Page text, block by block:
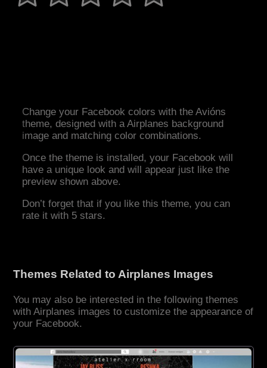
Change your Facebook colors with the Avións
theme, designed with a Airplanes background
image and matching color combinations.
Once the theme is installed, your Facebook will
have a unique look and will appear just like the
preview shown above.
Don’t forget that if you like this theme, you can
rate it with 5 stars.
Themes Related to Airplanes Images
You may also be interested in the following themes
with Airplanes images to customize the appearance of
your Facebook.